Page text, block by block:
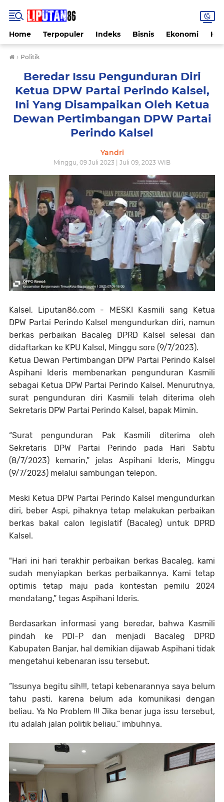
Home Terpopuler Indeks Bisnis Ekonomi
› Politik
Beredar Issu Pengunduran Diri
Ketua DPW Partai Perindo Kalsel,
Ini Yang Disampaikan Oleh Ketua
Dewan Pertimbangan DPW Partai
Perindo Kalsel
Yandri
Minggu, 09 Juli 2023 | Juli 09, 2023 WIB
Kalsel, Liputan86.com - MESKI Kasmili sang Ketua
DPW Partai Perindo Kalsel mengundurkan diri, namun
berkas perbaikan Bacaleg DPRD Kalsel selesai dan
didaftarkan ke KPU Kalsel, Minggu sore (9/7/2023).
Ketua Dewan Pertimbangan DPW Partai Perindo Kalsel
Aspihani Ideris membenarkan pengunduran Kasmili
sebagai Ketua DPW Partai Perindo Kalsel. Menurutnya,
surat pengunduran diri Kasmili telah diterima oleh
Sekretaris DPW Partai Perindo Kalsel, bapak Mimin.
“Surat pengunduran Pak Kasmili diterima oleh
Sekretaris DPW Partai Perindo pada Hari Sabtu
(8/7/2023) kemarin,” jelas Aspihani Ideris, Minggu
(9/7/2023) melalui sambungan telepon.
Meski Ketua DPW Partai Perindo Kalsel mengundurkan
diri, beber Aspi, pihaknya tetap melakukan perbaikan
berkas bakal calon legislatif (Bacaleg) untuk DPRD
Kalsel.
"Hari ini hari terakhir perbaikan berkas Bacaleg, kami
sudah menyiapkan berkas perbaikannya. Kami tetap
optimis tetap maju pada kontestan pemilu 2024
mendatang,” tegas Aspihani Ideris.
Berdasarkan informasi yang beredar, bahwa Kasmili
pindah ke PDI-P dan menjadi Bacaleg DPRD
Kabupaten Banjar, hal demikian dijawab Aspihani tidak
mengetahui kebenaran issu tersebut.
”Issunya begitu sih!!!, tetapi kebenarannya saya belum
tahu pasti, karena belum ada komunikasi dengan
beliau. Ya No Problem !!! Jika benar juga issu tersebut,
itu adalah jalan politik beliau,” imbuhnya.